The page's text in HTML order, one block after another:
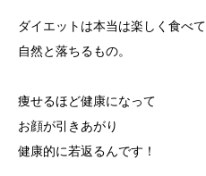
ダイエットは本当は楽しく食べて
自然と落ちるもの。
痩せるほど健康になって
お顔が引きあがり
健康的に若返るんです！